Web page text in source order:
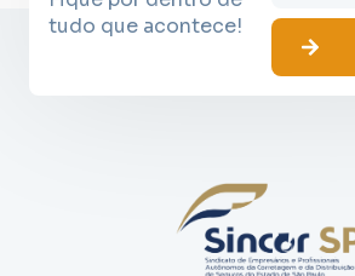
tudo que acontece!